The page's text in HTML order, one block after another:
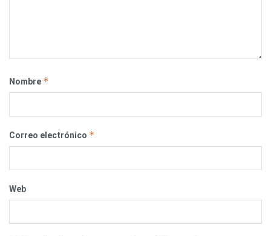
Nombre *
Correo electrónico *
Web